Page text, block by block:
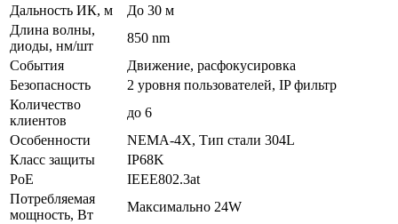
Дальность ИК, м
До 30 м
Длина волны,
диоды, нм/шт
850 nm
События
Движение, расфокусировка
Безопасность
2 уровня пользователей, IP фильтр
Количество
клиентов
до 6
Особенности
NEMA-4X, Тип стали 304L
Класс защиты
IP68K
PoE
IEEE802.3at
Потребляемая
мощность, Вт
Максимально 24W